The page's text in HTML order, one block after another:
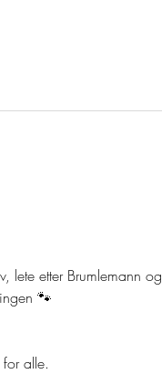
lete etter Brumlemann og
🐾
alle.